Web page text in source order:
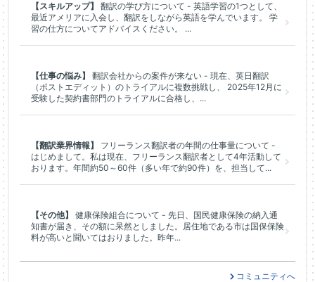
【スキルアップ】
翻訳の学び方について - 英語学習の1つとして、
最近アメリアに入会し、翻訳をしながら英語を学んでいます。 学
習の仕方についてアドバイスください。 ...
【仕事の悩み】
翻訳会社からの案件が来ない - 現在、英日翻訳
（ポストエディット）のトライアルに複数挑戦し、 2025年12月に
受験した契約書部門のトライアルに合格し、...
【翻訳業界情報】
フリーランス翻訳者の年間の仕事量について -
はじめまして。私は現在、フリーランス翻訳者として4年活動して
おります。年間約50～60件（多い年で約90件）を、担当して...
【その他】
健康保険組合について - 先日、国民健康保険の納入通
知書が届き、その額に呆然としました。居住地である市は国保保険
料が高いと聞いてはおりました。昨年...
コミュニティへ